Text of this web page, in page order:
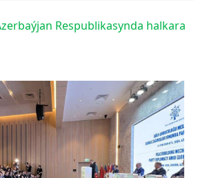
Respublikasynda halkara